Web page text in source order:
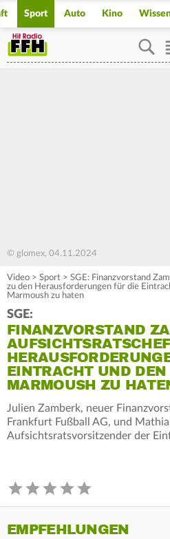
Sport Auto Kino
© glomex, 04.11.2024
Video > Sport > SGE: Finanzvorstand
zu den Herausforderungen für die
Marmoush zu haten
SGE:
FINANZVORSTAND
EINTRACHT UND
MARMOUSH ZU
Julien Zamberk, neuer
Frankfurt Fußball AG, und
Aufsichtsratsvorsitzender der
EMPFEHLUNGEN